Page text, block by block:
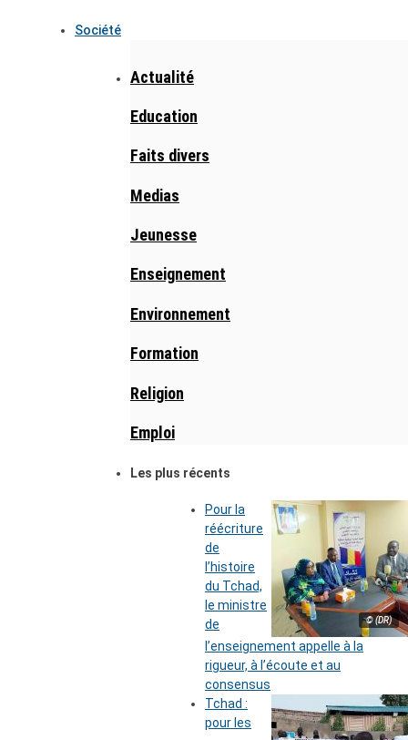
Société
Actualité
Education
Faits divers
Medias
Jeunesse
Enseignement
Environnement
Formation
Religion
Emploi
Les plus récents
© (DR)
Pour la
réécriture
de
l’histoire
du Tchad,
le ministre
de
l’enseignement appelle à la
rigueur, à l’écoute et au
consensus
Tchad :
pour les